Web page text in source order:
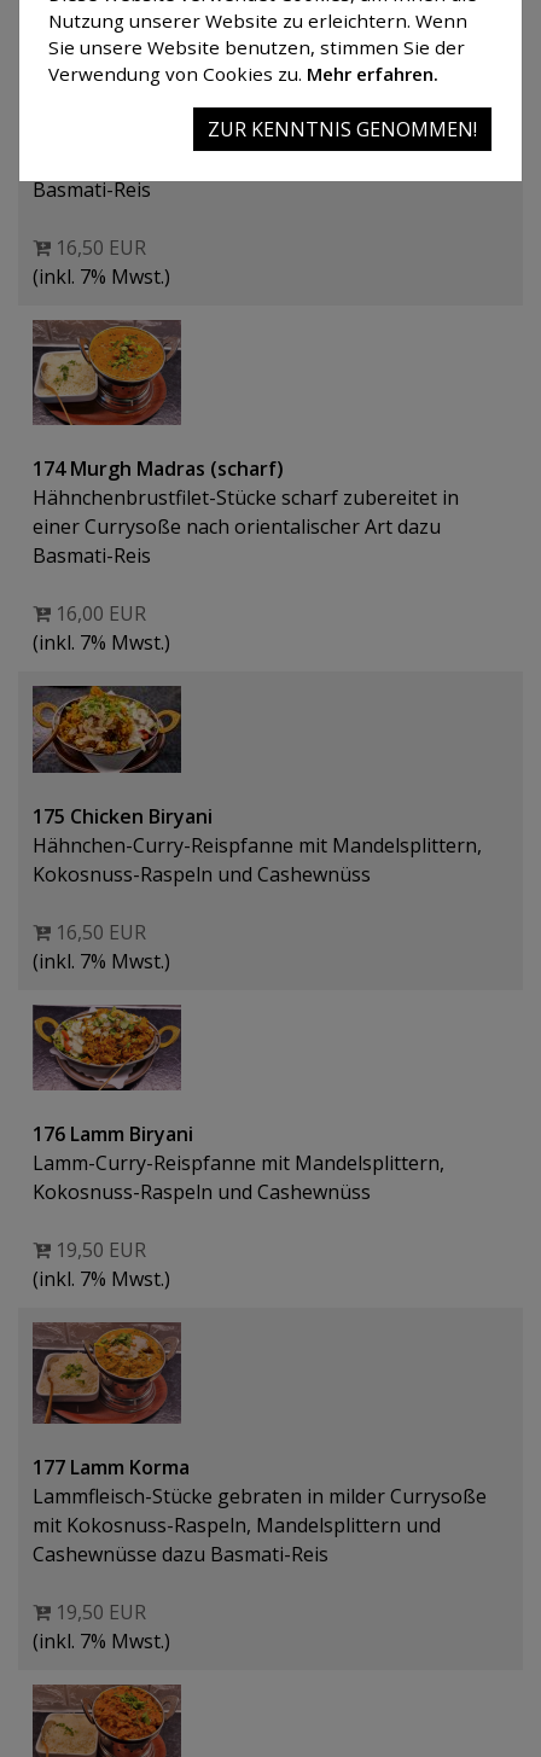
Nutzung unserer Website zu erleichtern. Wenn
Sie unsere Website benutzen, stimmen Sie der
Verwendung von Cookies zu. Mehr erfahren.
ZUR KENNTNIS GENOMMEN!
173 Mango Chicken Curry
Hähnchenbrustfilet-Stücke in einer milden Mango-
Basmati-Reis
16,50 EUR
(inkl. 7% Mwst.)
174 Murgh Madras (scharf)
Hähnchenbrustfilet-Stücke scharf zubereitet in
einer Currysoße nach orientalischer Art dazu
Basmati-Reis
16,00 EUR
(inkl. 7% Mwst.)
175 Chicken Biryani
Hähnchen-Curry-Reispfanne mit Mandelsplittern,
Kokosnuss-Raspeln und Cashewnüss
16,50 EUR
(inkl. 7% Mwst.)
176 Lamm Biryani
Lamm-Curry-Reispfanne mit Mandelsplittern,
Kokosnuss-Raspeln und Cashewnüss
19,50 EUR
(inkl. 7% Mwst.)
177 Lamm Korma
Lammfleisch-Stücke gebraten in milder Currysoße
mit Kokosnuss-Raspeln, Mandelsplittern und
Cashewnüsse dazu Basmati-Reis
19,50 EUR
(inkl. 7% Mwst.)